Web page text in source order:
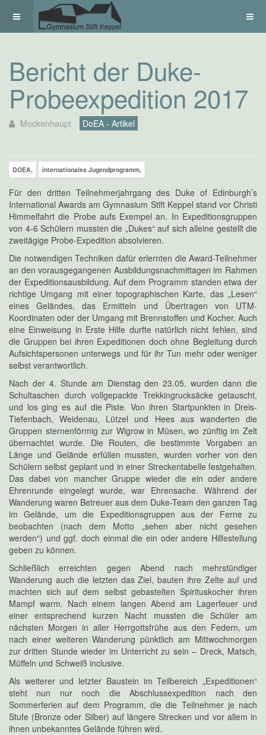
Bericht der Duke-
Probeexpedition 2017
Mockenhaupt DoEA - Artikel
DOEA, internationales Jugendprogramm,
Für den dritten Teilnehmerjahrgang des Duke of Edinburgh’s
International Awards am Gymnasium Stift Keppel stand vor Christi
Himmelfahrt die Probe aufs Exempel an. In Expeditionsgruppen
von 4-6 Schülern mussten die „Dukes“ auf sich alleine gestellt die
zweitägige Probe-Expedition absolvieren.
Die notwendigen Techniken dafür erlernten die Award-Teilnehmer
an den vorausgegangenen Ausbildungsnachmittagen im Rahmen
der Expeditionsausbildung. Auf dem Programm standen etwa der
richtige Umgang mit einer topographischen Karte, das „Lesen“
eines Geländes, das Ermitteln und Übertragen von UTM-
Koordinaten oder der Umgang mit Brennstoffen und Kocher. Auch
eine Einweisung in Erste Hilfe durfte natürlich nicht fehlen, sind
die Gruppen bei ihren Expeditionen doch ohne Begleitung durch
Aufsichtspersonen unterwegs und für ihr Tun mehr oder weniger
selbst verantwortlich.
Nach der 4. Stunde am Dienstag den 23.05. wurden dann die
Schultaschen durch vollgepackte Trekkingrucksäcke getauscht,
und los ging es auf die Piste. Von ihren Startpunkten in Dreis-
Tiefenbach, Weidenau, Lützel und Hees aus wanderten die
Gruppen sternenförmig zur Wigrow in Müsen, wo zünftig im Zelt
übernachtet wurde. Die Routen, die bestimmte Vorgaben an
Länge und Gelände erfüllen mussten, wurden vorher von den
Schülern selbst geplant und in einer Streckentabelle festgehalten.
Das dabei von mancher Gruppe wieder die ein oder andere
Ehrenrunde eingelegt wurde, war Ehrensache. Während der
Wanderung waren Betreuer aus dem Duke-Team den ganzen Tag
im Gelände, um die Expeditionsgruppen aus der Ferne zu
beobachten (nach dem Motto „sehen aber nicht gesehen
werden“) und ggf. doch einmal die ein oder andere Hilfestellung
geben zu können.
Schließlich erreichten gegen Abend nach mehrstündiger
Wanderung auch die letzten das Ziel, bauten ihre Zelte auf und
machten sich auf dem selbst gebastelten Spirituskocher ihren
Mampf warm. Nach einem langen Abend am Lagerfeuer und
einer entsprechend kurzen Nacht mussten die Schüler am
nächsten Morgen in aller Herrgottsfrühe aus den Federn, um
nach einer weiteren Wanderung pünktlich am Mittwochmorgen
zur dritten Stunde wieder im Unterricht zu sein – Dreck, Matsch,
Müffeln und Schweiß inclusive.
Als weiterer und letzter Baustein im Teilbereich „Expeditionen“
steht nun nur noch die Abschlussexpedition nach den
Sommerferien auf dem Programm, die die Teilnehmer je nach
Stufe (Bronze oder Silber) auf längere Strecken und vor allem in
ihnen unbekanntes Gelände führen wird.